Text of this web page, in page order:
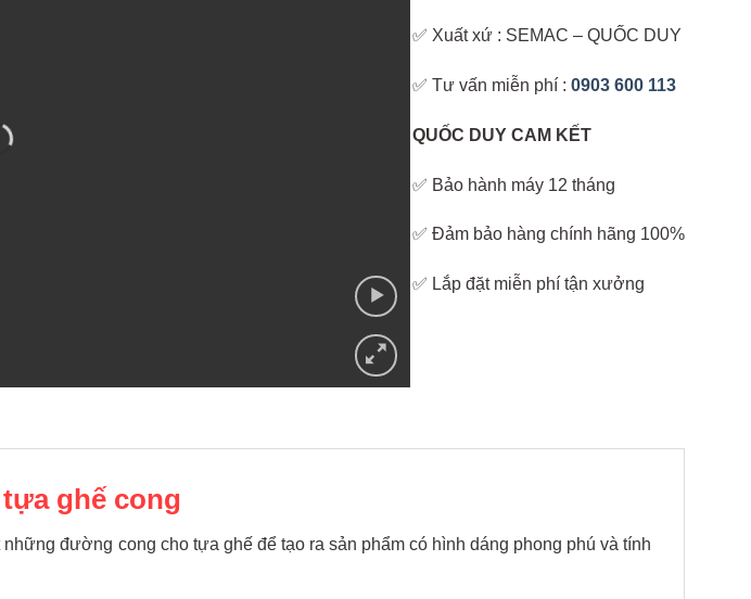
✅ Xuất xứ : SEMAC – QUỐC DUY
✅ Tư vấn miễn phí :0903 600 113
QUỐC DUY CAM KẾT
✅ Bảo hành máy 12 tháng
✅ Đảm bảo hàng chính hãng 100%
✅ Lắp đặt miễn phí tận xưởng
ghế cong
đường cong cho tựa ghế để tạo ra sản phẩm có hình dáng phong phú và tính